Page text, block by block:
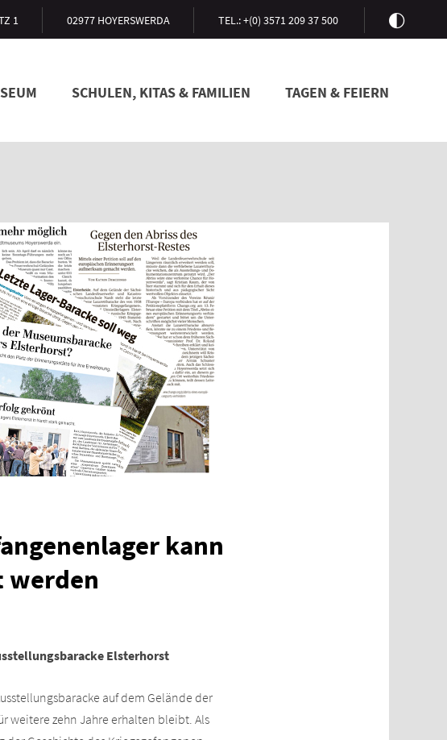
1 02977 HOYERSWERDA TEL.: +(0) 3571 209 37 500
SCHULEN, KITAS & FAMILIEN TAGEN & FEIERN
kann
werden
Elsterhorst
auf dem Gelände der
weitere zehn Jahre erhalten bleibt. Als